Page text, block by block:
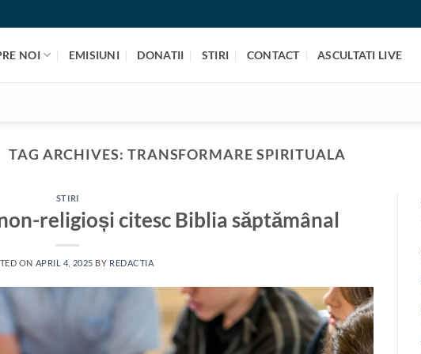
NOI EMISIUNI DONATII STIRI CONTACT ASCULTATI LIVE
TAG ARCHIVES: TRANSFORMARE SPIRITUALA
STIRI
religioși citesc Biblia săptămânal
ON APRIL 4, 2025 BY REDACTIA